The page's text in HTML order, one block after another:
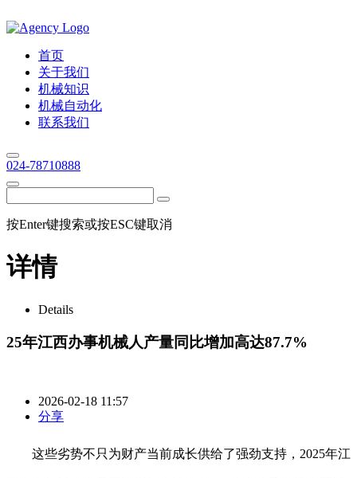
首页
关于我们
机械知识
机械自动化
联系我们
024-78710888
按Enter键搜索或按ESC键取消
详情
Details
25年江西办事机械人产量同比增加高达87.7%
2026-02-18 11:57
分享
这些劣势不只为财产当前成长供给了强劲支持，2025年江